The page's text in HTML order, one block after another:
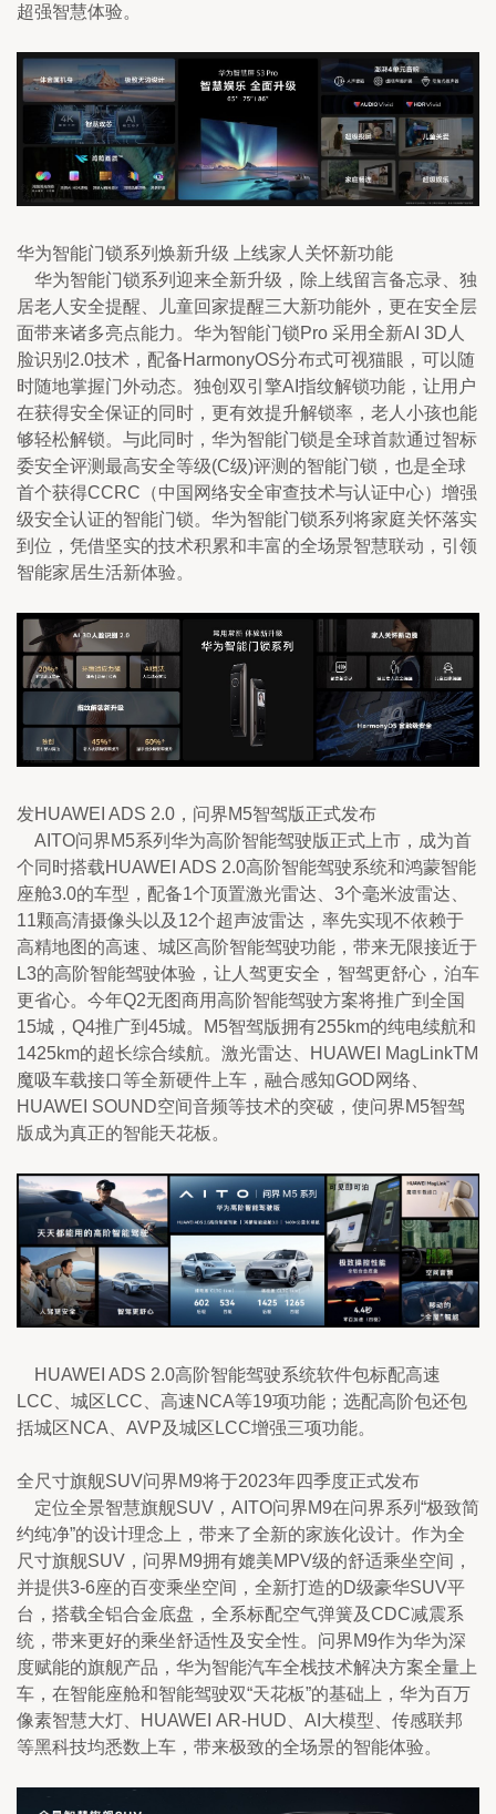
超强智慧体验。
华为智能门锁系列焕新升级 上线家人关怀新功能
华为智能门锁系列迎来全新升级，除上线留言备忘录、独
居老人安全提醒、儿童回家提醒三大新功能外，更在安全层
面带来诸多亮点能力。华为智能门锁Pro 采用全新AI 3D人
脸识别2.0技术，配备HarmonyOS分布式可视猫眼，可以随
时随地掌握门外动态。独创双引擎AI指纹解锁功能，让用户
在获得安全保证的同时，更有效提升解锁率，老人小孩也能
够轻松解锁。与此同时，华为智能门锁是全球首款通过智标
委安全评测最高安全等级(C级)评测的智能门锁，也是全球
首个获得CCRC（中国网络安全审查技术与认证中心）增强
级安全认证的智能门锁。华为智能门锁系列将家庭关怀落实
到位，凭借坚实的技术积累和丰富的全场景智慧联动，引领
智能家居生活新体验。
发HUAWEI ADS 2.0，问界M5智驾版正式发布
AITO问界M5系列华为高阶智能驾驶版正式上市，成为首
个同时搭载HUAWEI ADS 2.0⾼阶智能驾驶系统和鸿蒙智能
座舱3.0的车型，配备1个顶置激光雷达、3个毫米波雷达、
11颗高清摄像头以及12个超声波雷达，率先实现不依赖于
高精地图的高速、城区高阶智能驾驶功能，带来无限接近于
L3的高阶智能驾驶体验，让人驾更安全，智驾更舒心，泊车
更省心。今年Q2无图商用高阶智能驾驶方案将推广到全国
15城，Q4推广到45城。M5智驾版拥有255km的纯电续航和
1425km的超长综合续航。激光雷达、HUAWEI MagLinkTM
魔吸车载接口等全新硬件上车，融合感知GOD网络、
HUAWEI SOUND空间音频等技术的突破，使问界M5智驾
版成为真正的智能天花板。
HUAWEI ADS 2.0高阶智能驾驶系统软件包标配高速
LCC、城区LCC、高速NCA等19项功能；选配高阶包还包
括城区NCA、AVP及城区LCC增强三项功能。
全尺寸旗舰SUV问界M9将于2023年四季度正式发布
定位全景智慧旗舰SUV，AITO问界M9在问界系列“极致简
约纯净”的设计理念上，带来了全新的家族化设计。作为全
尺寸旗舰SUV，问界M9拥有媲美MPV级的舒适乘坐空间，
并提供3-6座的百变乘坐空间，全新打造的D级豪华SUV平
台，搭载全铝合金底盘，全系标配空气弹簧及CDC减震系
统，带来更好的乘坐舒适性及安全性。问界M9作为华为深
度赋能的旗舰产品，华为智能汽车全栈技术解决方案全量上
车，在智能座舱和智能驾驶双“天花板”的基础上，华为百万
像素智慧大灯、HUAWEI AR-HUD、AI大模型、传感联邦
等黑科技均悉数上车，带来极致的全场景的智能体验。